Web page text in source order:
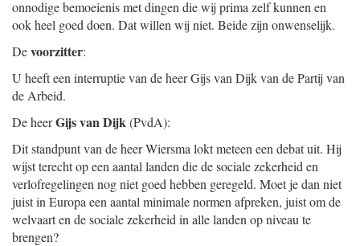
onnodige bemoeienis met dingen die wij prima zelf kunnen en
ook heel goed doen. Dat willen wij niet. Beide zijn onwenselijk.
Devoorzitter:
U heeft een interruptie van de heer Gijs van Dijk van de Partij van
de Arbeid.
De heerGijs van Dijk(PvdA):
Dit standpunt van de heer Wiersma lokt meteen een debat uit. Hij
wijst terecht op een aantal landen die de sociale zekerheid en
verlofregelingen nog niet goed hebben geregeld. Moet je dan niet
juist in Europa een aantal minimale normen afpreken, juist om de
welvaart en de sociale zekerheid in alle landen op niveau te
brengen?